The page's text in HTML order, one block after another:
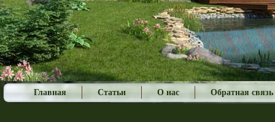
Главная Статьи О нас Обратная связь